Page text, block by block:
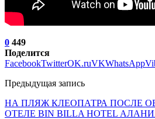
0 449
Поделится
FacebookTwitterOK.ruVKWhatsApp
Предыдущая запись
НА ПЛЯЖ КЛЕОПАТРА ПОСЛЕ
ОТЕЛЕ BIN BILLA HOTEL